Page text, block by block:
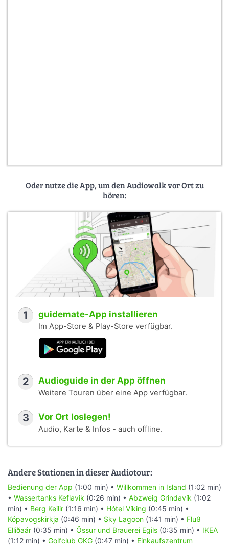
Oder nutze die App, um den Audiowalk vor Ort zu
hören:
1 guidemate-App installieren
Im App-Store & Play-Store verfügbar.
2 Audioguide in der App öffnen
Weitere Touren über eine App verfügbar.
3 Vor Ort loslegen!
Audio, Karte & Infos - auch offline.
Andere Stationen in dieser Audiotour:
Bedienung der App (1:00 min) • Willkommen in Island (1:02 min)
• Wassertanks Keflavik (0:26 min) • Abzweig Grindavík (1:02
min) • Berg Keilir (1:16 min) • Hótel Víking (0:45 min) •
Kópavogskirkja (0:46 min) • Sky Lagoon (1:41 min) • Fluß
Elliðaár (0:35 min) • Össur und Brauerei Egils (0:35 min) • IKEA
(1:12 min) • Golfclub GKG (0:47 min) • Einkaufszentrum